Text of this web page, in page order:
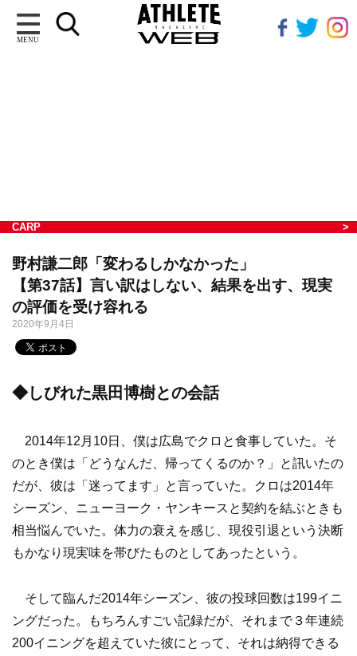
MENU
CARP
野村謙二郎「変わるしかなかった」
【第37話】言い訳はしない、結果を出す、現実
の評価を受け容れる
2020年9月4日
◆しびれた黒田博樹との会話
2014年12月10日、僕は広島でクロと食事していた。そ
のとき僕は「どうなんだ、帰ってくるのか？」と訊いたの
だが、彼は「迷ってます」と言っていた。クロは2014年
シーズン、ニューヨーク・ヤンキースと契約を結ぶときも
相当悩んでいた。体力の衰えを感じ、現役引退という決断
もかなり現実味を帯びたものとしてあったという。
そして臨んだ2014年シーズン、彼の投球回数は199イニ
ングだった。もちろんすごい記録だが、それまで３年連続
200イニングを超えていた彼にとって、それは納得できる